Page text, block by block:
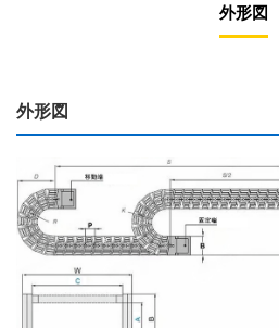
外形図
外形図